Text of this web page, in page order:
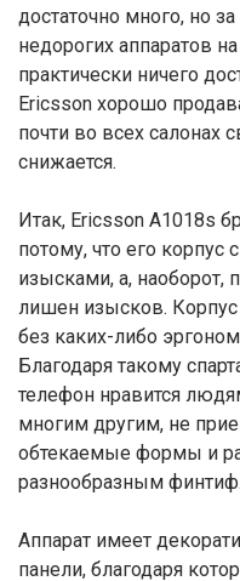
достаточно много, но
недорогих аппаратов
практически ничего
Ericsson хорошо
почти во всех салонах
снижается.
Итак, Ericsson A1018s
потому, что его
изысками, а, наоборот,
лишен изысков.
без каких-либо
Благодаря такому
телефон нравится
многим другим, не
обтекаемые формы и
разнообразным
Аппарат имеет
панели, благодаря